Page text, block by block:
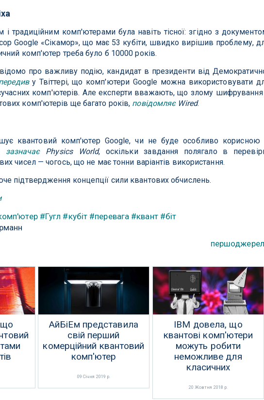
і традиційним комп'ютерами була навіть тісної: згідно з
Google «Сікамор», що має 53 кубіти, швидко вирішив проблему,
комп'ютер треба було б 10000 років.
відомо про важливу подію, кандидат в президенти від
у Твіттері, що комп'ютери Google можна використовувати
комп'ютерів. Але експерти вважають, що злому
комп'ютерів ще багато років, повідомляє Wired.
квантовий комп'ютер Google, чи не буде особливо корисною
зазначає Physics World, оскільки завдання полягало в
чисел — чогось, що не має тонни варіантів використання.
підтвердження концепції сили квантових обчислень.
#Гугл #кубіт #перевага #квант #біт
що
АйБіЕм представила
свій перший
комерційний квантовий
комп'ютер
09 Січня 2019 р.
IBM довела, що
квантові комп'ютери
можуть робити
неможливе для
класичних
20 Жовтня 2018 р.